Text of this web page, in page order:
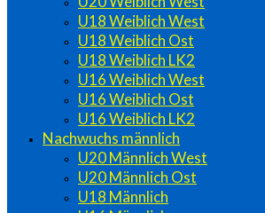
U18 Weiblich West
U18 Weiblich Ost
U18 Weiblich LK2
U16 Weiblich West
U16 Weiblich Ost
U16 Weiblich LK2
Nachwuchs männlich
U20 Männlich West
U20 Männlich Ost
U18 Männlich